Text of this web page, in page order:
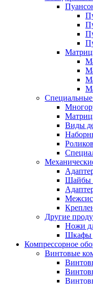
Виды
Шайбы
Другие
Ножи
Шкафы
Компрессорное
Винтовые